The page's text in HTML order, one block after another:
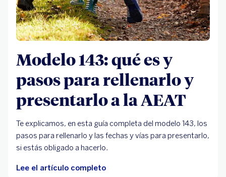
Modelo 143: qué es y
pasos para rellenarlo y
presentarlo a la AEAT
Te explicamos, en esta guía completa del modelo 143, los
pasos para rellenarlo y las fechas y vías para presentarlo,
si estás obligado a hacerlo.
Lee el artículo completo